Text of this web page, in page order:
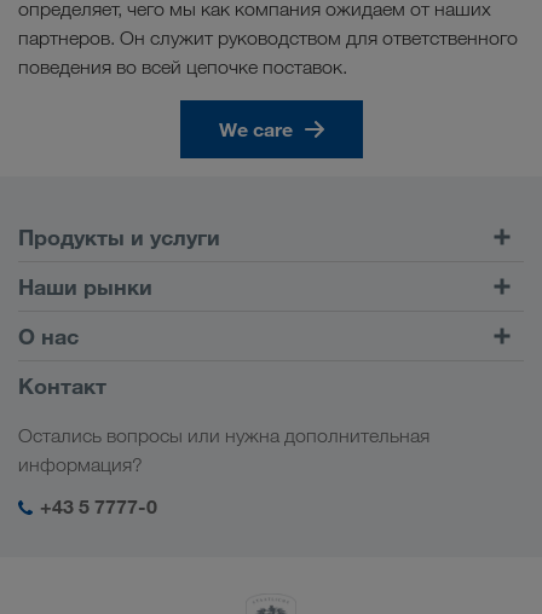
определяет, чего мы как компания ожидаем от наших
партнеров. Он служит руководством для ответственного
поведения во всей цепочке поставок.
We care
Продукты и услуги
Автомобильные перевозки
Клиентский портал CONNECT
Цифровые решения
Мой вход в систему LKW WALTER
Наши рынки
Европа
Кавказ
Центральная Азия
Ближний Восток
Северная Африка
О нас
Информация о компании
Социальная ответственность
Контакт
Остались вопросы или нужна дополнительная
информация?
+43 5 7777-0